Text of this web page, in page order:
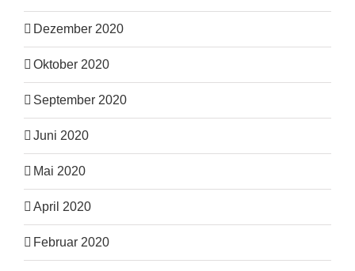
Dezember 2020
Oktober 2020
September 2020
Juni 2020
Mai 2020
April 2020
Februar 2020